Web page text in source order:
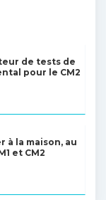
de tests de
pour le CM2
à la maison, au
et CM2